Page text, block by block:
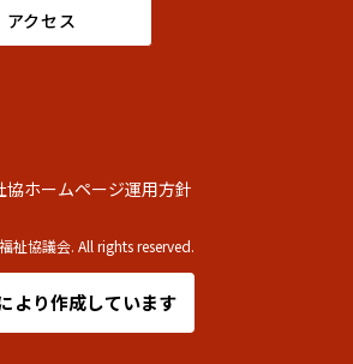
アクセス
協ホームページ運用方針
協議会. All rights reserved.
より作成しています